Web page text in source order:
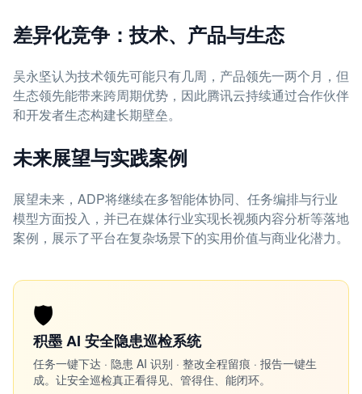
差异化竞争：技术、产品与生态
吴永坚认为技术领先可能只有几周，产品领先一两个月，但
生态领先能带来跨周期优势，因此腾讯云持续通过合作伙伴
和开发者生态构建长期壁垒。
未来展望与实践案例
展望未来，ADP将继续在多智能体协同、任务编排与行业
模型方面投入，并已在媒体行业实现长视频内容分析等落地
案例，展示了平台在复杂场景下的实用价值与商业化潜力。
🛡️
积墨 AI 安全隐患巡检系统
任务一键下达 · 隐患 AI 识别 · 整改全程留痕 · 报告一键生
成。让安全巡检真正看得见、管得住、能闭环。